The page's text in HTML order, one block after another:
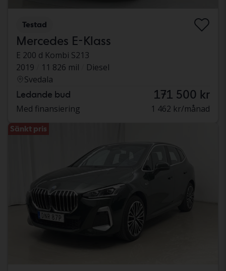
Testad
Mercedes E-Klass
E 200 d Kombi S213
2019
11 826 mil
Diesel
Svedala
Ledande bud 171 500 kr
Med finansiering 1 462 kr/månad
Sänkt pris